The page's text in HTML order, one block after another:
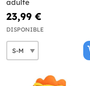
adulte
23,99 €
DISPONIBLE